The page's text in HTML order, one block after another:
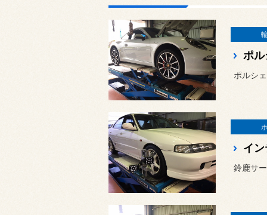
ポ
ポルシ
イ